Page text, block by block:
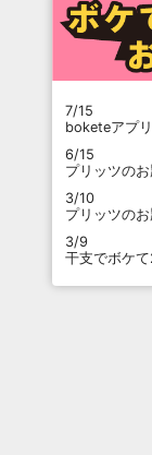
7/15
boketeアプ
6/15
プリッツの
3/10
プリッツの
3/9
干支でボケ